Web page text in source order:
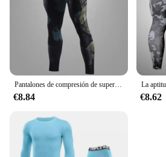
€8.84 €8.62